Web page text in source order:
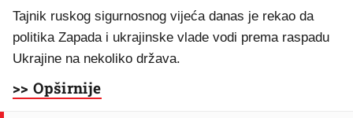
Tajnik ruskog sigurnosnog vijeća danas je rekao da
politika Zapada i ukrajinske vlade vodi prema raspadu
Ukrajine na nekoliko država.
>> Opširnije